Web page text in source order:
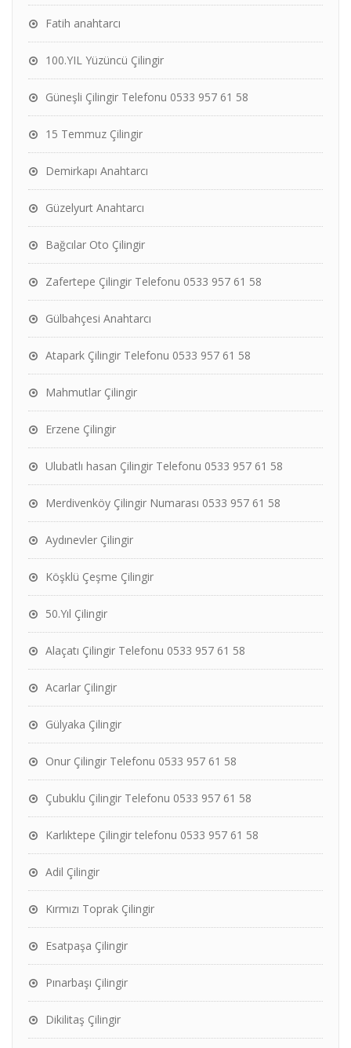
Fatih anahtarcı
100.YIL Yüzüncü Çilingir
Güneşli Çilingir Telefonu 0533 957 61 58
15 Temmuz Çilingir
Demirkapı Anahtarcı
Güzelyurt Anahtarcı
Bağcılar Oto Çilingir
Zafertepe Çilingir Telefonu 0533 957 61 58
Gülbahçesi Anahtarcı
Atapark Çilingir Telefonu 0533 957 61 58
Mahmutlar Çilingir
Erzene Çilingir
Ulubatlı hasan Çilingir Telefonu 0533 957 61 58
Merdivenköy Çilingir Numarası 0533 957 61 58
Aydınevler Çilingir
Köşklü Çeşme Çilingir
50.Yıl Çilingir
Alaçatı Çilingir Telefonu 0533 957 61 58
Acarlar Çilingir
Gülyaka Çilingir
Onur Çilingir Telefonu 0533 957 61 58
Çubuklu Çilingir Telefonu 0533 957 61 58
Karlıktepe Çilingir telefonu 0533 957 61 58
Adil Çilingir
Kırmızı Toprak Çilingir
Esatpaşa Çilingir
Pınarbaşı Çilingir
Dikilitaş Çilingir